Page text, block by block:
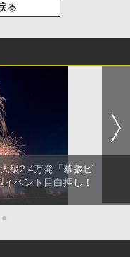
る
級2.4万発「幕張ビ
ベント目白押し！
●